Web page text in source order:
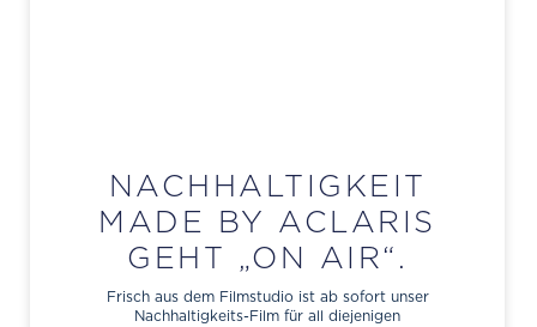
NACHHALTIGKEIT
MADE BY ACLARIS
GEHT „ON AIR“.
Frisch aus dem Filmstudio ist ab sofort unser
Nachhaltigkeits-Film für all diejenigen